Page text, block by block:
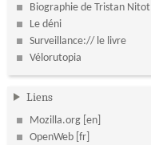
Biographie de Tristan Nitot
Le déni
Surveillance:// le livre
Vélorutopia
Liens
Mozilla.org
OpenWeb